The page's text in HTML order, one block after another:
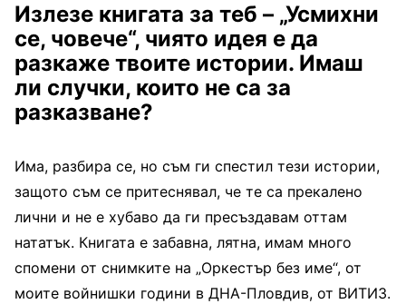
Излезе книгата за теб – „Усмихни
се, човече“, чиято идея е да
разкаже твоите истории. Имаш
ли случки, които не са за
разказване?
Има, разбира се, но съм ги спестил тези истории,
защото съм се притеснявал, че те са прекалено
лични и не е хубаво да ги пресъздавам оттам
нататък. Книгата е забавна, лятна, имам много
спомени от снимките на „Оркестър без име“, от
моите войнишки години в ДНА-Пловдив, от ВИТИЗ.